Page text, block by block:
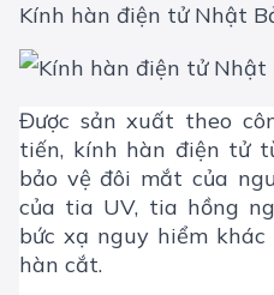
Kính hàn điện tử Nhật
Được sản xuất theo
tiến, kính hàn điện tử
bảo vệ đôi mắt của
của tia UV, tia hồng
bức xạ nguy hiểm
hàn cắt.